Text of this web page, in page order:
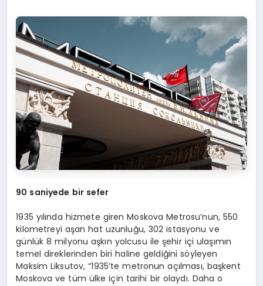
90 saniyede bir sefer
1935 yılında hizmete giren Moskova Metrosu’nun, 550
kilometreyi aşan hat uzunluğu, 302 istasyonu ve
günlük 8 milyonu aşkın yolcusu ile şehir içi ulaşımın
temel direklerinden biri haline geldiğini söyleyen
Maksim Liksutov, “1935’te metronun açılması, başkent
Moskova ve tüm ülke için tarihi bir olaydı. Daha o